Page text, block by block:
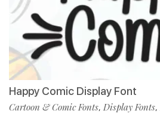
Happy Comic Display Font
Cartoon & Comic Fonts, Display Fonts,